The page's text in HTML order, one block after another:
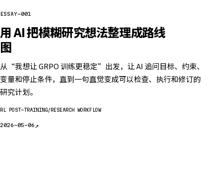
ESSAY-001
用 AI 把模糊研究想法整理成路线
图
从“我想让 GRPO 训练更稳定”出发，让 AI 追问目标、约束、
变量和停止条件，直到一句直觉变成可以检查、执行和修订的
研究计划。
RL POST-TRAINING RESEARCH WORKFLOW
2026-05-06↗